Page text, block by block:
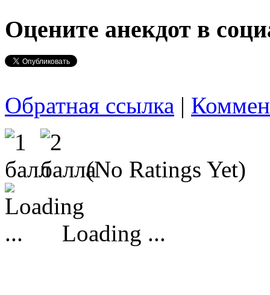
Оцените анекдот в
Обратная ссылка |
(No Ratings Yet)
Loading ...